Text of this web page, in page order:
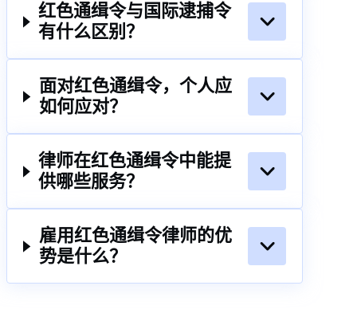
红色通缉令与国际逮捕令
有什么区别？
面对红色通缉令，个人应
如何应对？
律师在红色通缉令中能提
供哪些服务？
雇用红色通缉令律师的优
势是什么？